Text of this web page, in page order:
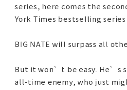
series, here comes the
York Times bestselling
BIG NATE will surpass all
But it won’t be easy. He’s
all-time enemy, who just